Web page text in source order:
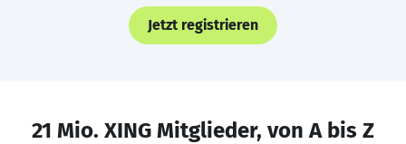
Jetzt registrieren
21 Mio. XING Mitglieder, von A bis Z